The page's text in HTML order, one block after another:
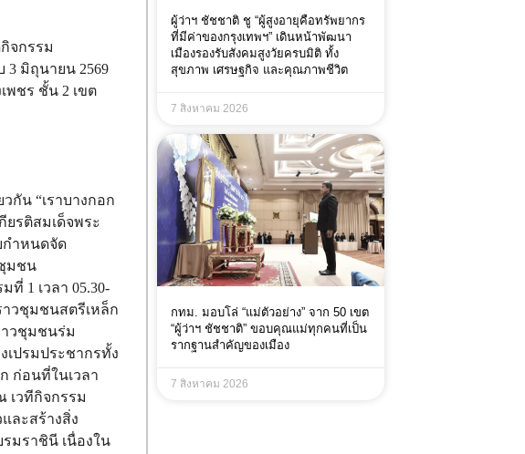
จกรรม
3 มิถุนายน 2569
พชร ชั้น 2 เขต
กัน “เราบางกอก
ยรติสมเด็จพระ
กำหนดจัด
มชน
1 เวลา 05.30-
วชุมชนสตรีเหล็ก
าวชุมชนร่ม
ปรมประชากรทั้ง
ก่อนที่ในเวลา
เวทีกิจกรรม
ละสร้างสิ่ง
รมราชินี เนื่องใน
ผู้ว่าฯ ชัชชาติ ชู “ผู้สูงอายุคือทรัพยากร
ที่มีค่าของกรุงเทพฯ” เดินหน้าพัฒนา
เมืองรองรับสังคมสูงวัยครบมิติ ทั้ง
สุขภาพ เศรษฐกิจ และคุณภาพชีวิต
7 สิงหาคม 2026
กทม. มอบโล่ “แม่ตัวอย่าง” จาก 50 เขต
“ผู้ว่าฯ ชัชชาติ” ขอบคุณแม่ทุกคนที่เป็น
รากฐานสำคัญของเมือง
7 สิงหาคม 2026